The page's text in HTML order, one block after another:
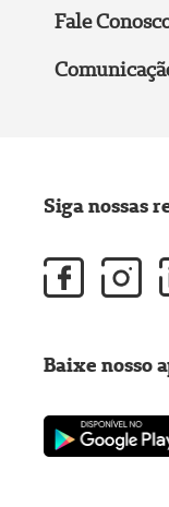
Fale
Siga nossas
Baixe nosso